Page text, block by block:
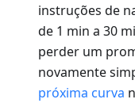
instruções de
de 1 min a 30
perder um
novamente
próxima curva